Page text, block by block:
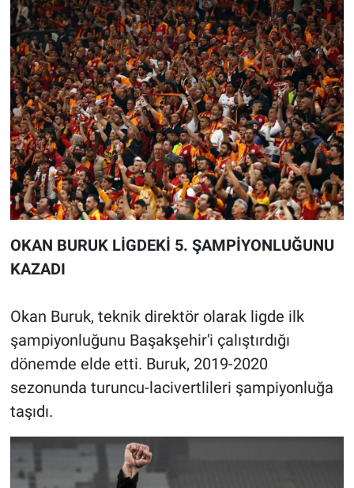
OKAN BURUK LİGDEKİ 5. ŞAMPİYONLUĞUNU
KAZADI
Okan Buruk, teknik direktör olarak ligde ilk
şampiyonluğunu Başakşehir'i çalıştırdığı
dönemde elde etti. Buruk, 2019-2020
sezonunda turuncu-lacivertlileri şampiyonluğa
taşıdı.